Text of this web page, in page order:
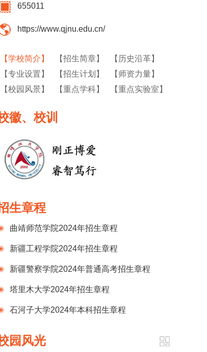
655011
https://www.qjnu.edu.cn/
【学校简介】 【招生简章】
【历史沿革】
【专业设置】
【招生计划】
【师资力量】
【校园风景】
【重点学科】 【重点实验室】
徽、校训
生章程
曲靖师范学院2024年招生章程
新疆工程学院2024年招生章程
新疆警察学院2024年普通高考招生章程
塔里木大学2024年招生章程
石河子大学2024年本科招生章程
园风光